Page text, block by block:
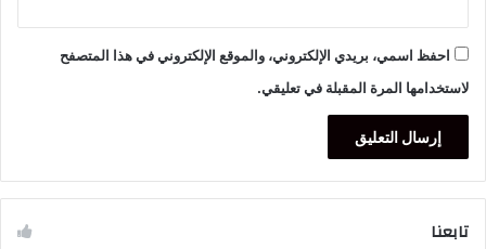
احفظ اسمي، بريدي الإلكتروني، والموقع الإلكتروني في هذا المتصفح
لاستخدامها المرة المقبلة في تعليقي.
تابعنا